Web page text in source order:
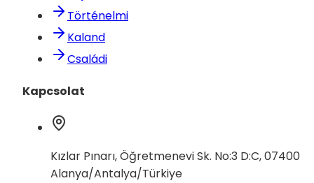
Történelmi
Kaland
Családi
Kapcsolat
Kızlar Pınarı, Öğretmenevi Sk. No:3 D:C, 07400
Alanya/Antalya/Türkiye